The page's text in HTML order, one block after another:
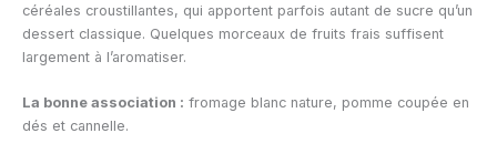
céréales croustillantes, qui apportent parfois autant de sucre qu’un
dessert classique. Quelques morceaux de fruits frais suffisent
largement à l’aromatiser.
La bonne association : fromage blanc nature, pomme coupée en
dés et cannelle.